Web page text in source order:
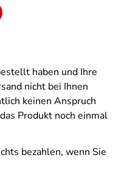
haben und Ihre
nicht bei Ihnen
keinen Anspruch
Produkt noch einmal
bezahlen, wenn Sie